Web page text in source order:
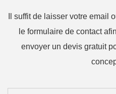
Il suffit de laisser votre email
le formulaire de contact
envoyer un devis gratuit